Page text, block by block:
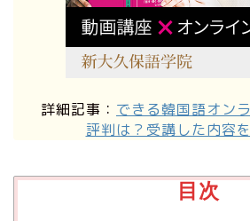
詳細記事： できる韓国語オン
評判は？受講した内容
目次